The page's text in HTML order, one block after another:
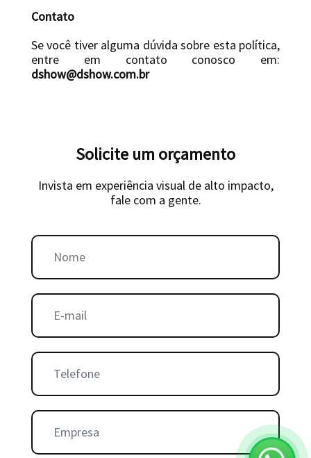
Contato
Se você tiver alguma dúvida sobre esta política,
entre em contato conosco em:
dshow@dshow.com.br
Solicite um orçamento
Invista em experiência visual de alto impacto,
fale com a gente.
Nome:
E-mail:
Telefone:
Empresa: